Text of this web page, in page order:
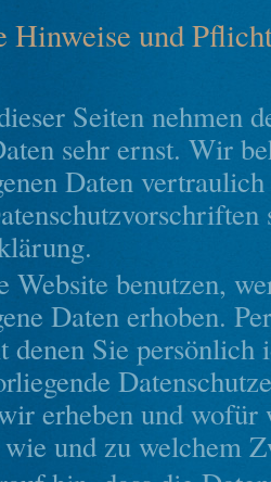
Hinweise und
Seiten nehmen
sehr ernst. Wir
Daten
Website benutzen,
Daten erhoben.
denen Sie
erheben und wofür
und zu welchem